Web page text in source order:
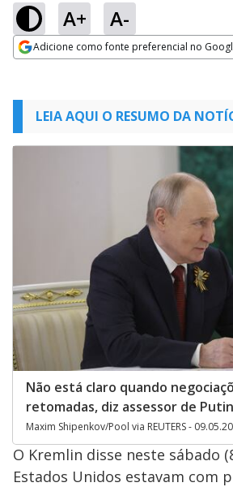
A+ A-
Adicione como fonte preferencial no
LEIA AQUI O RESUMO DA
Não está claro quando
retomadas, diz assessor de Putin
Maxim Shipenkov/Pool via REUTERS -
O Kremlin disse neste sábado
Estados Unidos estavam com